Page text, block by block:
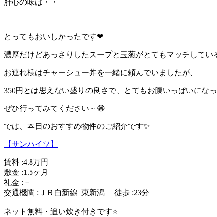
肝心の味は・・
とってもおいしかったです❤
濃厚だけどあっさりしたスープと玉葱がとてもマッチしてい
お連れ様はチャーシュー丼を一緒に頼んでいましたが、
350円とは思えない盛りの良さで、とてもお腹いっぱいにな
ぜひ行ってみてください～😁
では、本日のおすすめ物件のご紹介です✨
【サンハイツ】
賃料 :4.8万円
敷金 :1.5ヶ月
礼金 :－
交通機関 :ＪＲ白新線 東新潟 徒歩 :23分
ネット無料・追い炊き付きです⭐